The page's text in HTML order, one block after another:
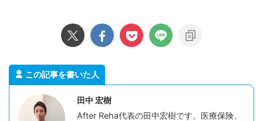
この記事を書いた人
田中 宏樹
After Reha代表の田中宏樹です。医療保険、